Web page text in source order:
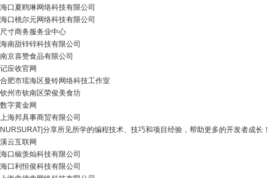
海口夏鸥琳网络科技有限公司
海口桃尔元网络科技有限公司
尺寸商务服务业中心
海南甜锌锌科技有限公司
南京喜赞食品有限公司
记应收官网
合肥市瑶海区曼铃网络科技工作室
钦州市钦南区荣俊美食坊
数字黄金网
上海邦具事商贸有限公司
NURSURAT|分享所见所学的编程技术、技巧和项目经验，帮助更多的开发者成长！
溪云互联网
海口椒羡灿科技有限公司
海口利恒俊科技有限公司